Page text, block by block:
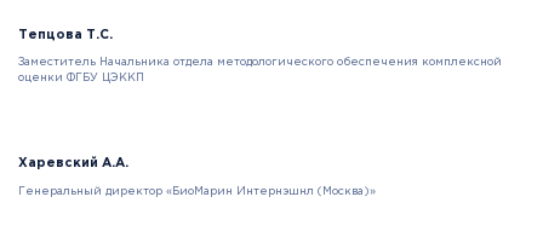
Тепцова Т.С.
Заместитель Начальника отдела методологического обеспечения комплексной
оценки ФГБУ ЦЭККП
Харевский А.А.
Генеральный директор «БиоМарин Интернэшнл (Москва)»